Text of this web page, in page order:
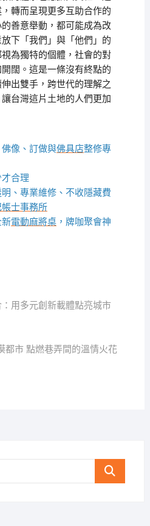
轉而呈現更多互助合作的
善意舉動，都可能成為改
下「我們」與「他們」的
為獨特的個體，社會的對
闊。這是一條沒有終點的
出雙手，跨世代的理解之
台灣這片土地的人們更加
像、訂做與佛具店整修專
合理
、專業維修、不收隱藏費
士事務所
新電動麻將桌，牌咖聚會神
用多元創新載體點亮城市
都市 點燃巷弄間的溫情火花
Search